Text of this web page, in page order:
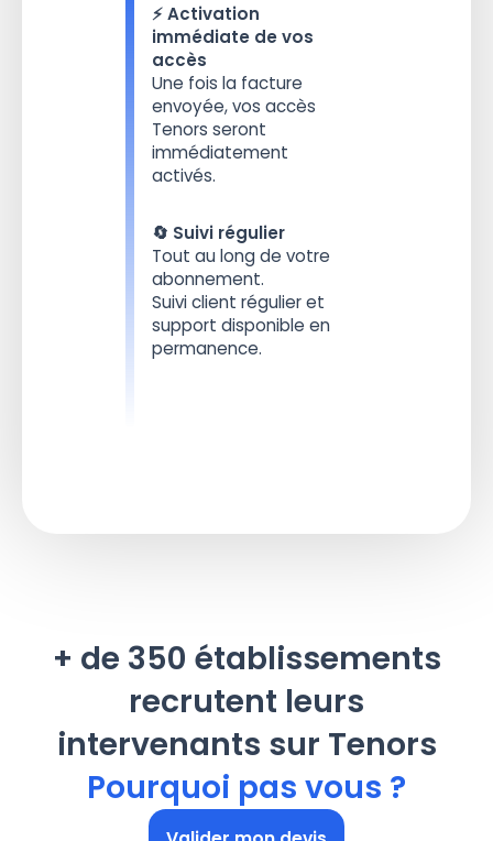
⚡️ Activation
immédiate de vos
accès
Une fois la facture
envoyée, vos accès
Tenors seront
immédiatement
activés.
🔄 Suivi régulier
Tout au long de votre
abonnement.
Suivi client régulier et
support disponible en
permanence.
+ de 350 établissements
recrutent leurs
intervenants sur Tenors
Pourquoi pas vous ?